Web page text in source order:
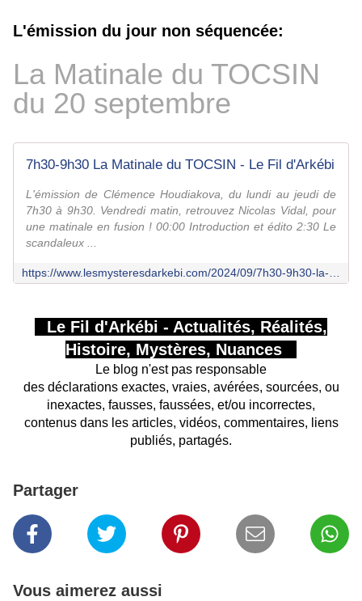
L'émission du jour non séquencée:
La Matinale du TOCSIN
du 20 septembre
7h30-9h30 La Matinale du TOCSIN - Le Fil d'Arkébi
L'émission de Clémence Houdiakova, du lundi au jeudi de
7h30 à 9h30. Vendredi matin, retrouvez Nicolas Vidal, pour
une matinale en fusion ! 00:00 Introduction et édito 2:30 Le
scandaleux ...
Le Fil d'Arkébi - Actualités, Réalités,
Histoire, Mystères, Nuances
Le blog n'est pas responsable
des déclarations exactes, vraies, avérées, sourcées, ou
inexactes, fausses, faussées, et/ou incorrectes,
contenus dans les articles, vidéos, commentaires, liens
publiés, partagés.
Partager
Vous aimerez aussi